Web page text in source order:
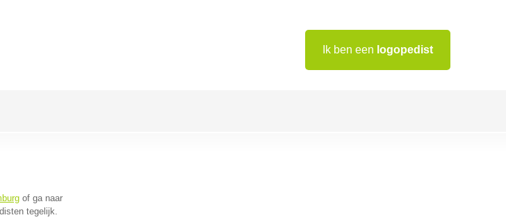
Ik ben een logopedist
of ga naar
tegelijk.